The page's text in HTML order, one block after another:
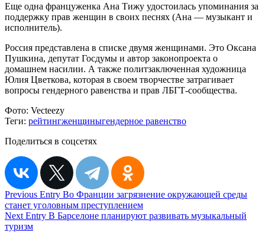
Еще одна француженка Ана Тижу удостоилась упоминания за
поддержку прав женщин в своих песнях (Ана — музыкант и
исполнитель).
Россия представлена в списке двумя женщинами. Это Оксана
Пушкина, депутат Госдумы и автор законопроекта о
домашнем насилии. А также политзаключенная художница
Юлия Цветкова, которая в своем творчестве затрагивает
вопросы гендерного равенства и прав ЛБГТ-сообщества.
Фото: Vecteezy
Теги: рейтингженщиныгендерное равенство
Поделиться в соцсетях
Навигация
по
записям
Previous Entry Во Франции загрязнение окружающей среды
станет уголовным преступлением
Next Entry В Барселоне планируют развивать музыкальный
туризм